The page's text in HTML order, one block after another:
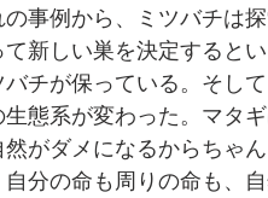
事例から、ミツバチは
新しい巣を決定すると
バチが保っている。そし
生態系が変わった。マタ
然がダメになるからちゃ
自分の命も周りの命も、